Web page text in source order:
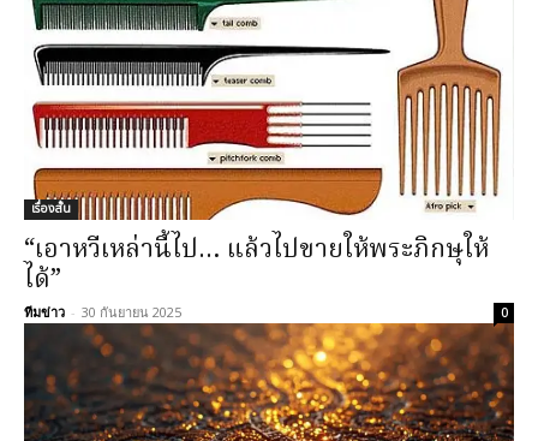
เรื่องสั้น
“เอาหวีเหล่านี้ไป… แล้วไปขายให้พระภิกษุให้
ได้”
ทีมข่าว - 30 กันยายน 2025 0